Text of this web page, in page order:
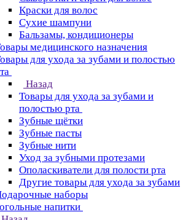
Краски для волос
Сухие шампуни
Бальзамы, кондиционеры
медицинского назначения
для ухода за зубами и полостью
Назад
Товары для ухода за зубами и
полостью рта
Зубные щётки
Зубные пасты
Зубные нити
Уход за зубными протезами
Ополаскиватели для полости рта
Другие товары для ухода за зубами
наборы
напитки